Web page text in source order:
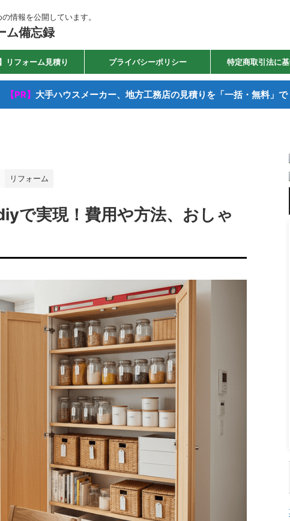
情報を公開しています。
ム備忘録
リフォーム見積り プライバシーポリシー 特定商取引法に
【PR】 大手ハウスメーカー、地方工務店の見積りを「一括・無料」で
リフォーム
で実現！費用や方法、おしゃ